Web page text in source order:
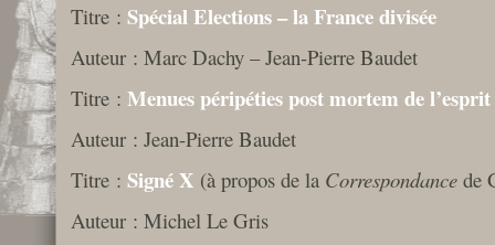
Titre : Spécial Elections – la France divisée
Auteur : Marc Dachy – Jean-Pierre Baudet
Titre : Menues péripéties post mortem de
Auteur : Jean-Pierre Baudet
Titre : Signé X (à propos de la Correspondancede
Auteur : Michel Le Gris